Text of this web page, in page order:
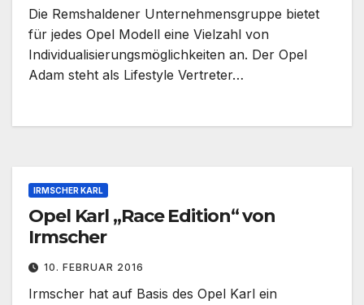
Die Remshaldener Unternehmensgruppe bietet
für jedes Opel Modell eine Vielzahl von
Individualisierungsmöglichkeiten an. Der Opel
Adam steht als Lifestyle Vertreter…
IRMSCHER KARL
Opel Karl „Race Edition“ von
Irmscher
10. FEBRUAR 2016
Irmscher hat auf Basis des Opel Karl ein